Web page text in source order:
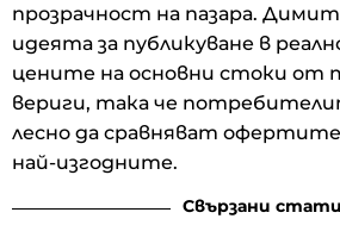
прозрачност на пазара.
идеята за публикуване в
цените на основни стоки от
вериги, така че
лесно да сравняват
най-изгодните.
Свързани